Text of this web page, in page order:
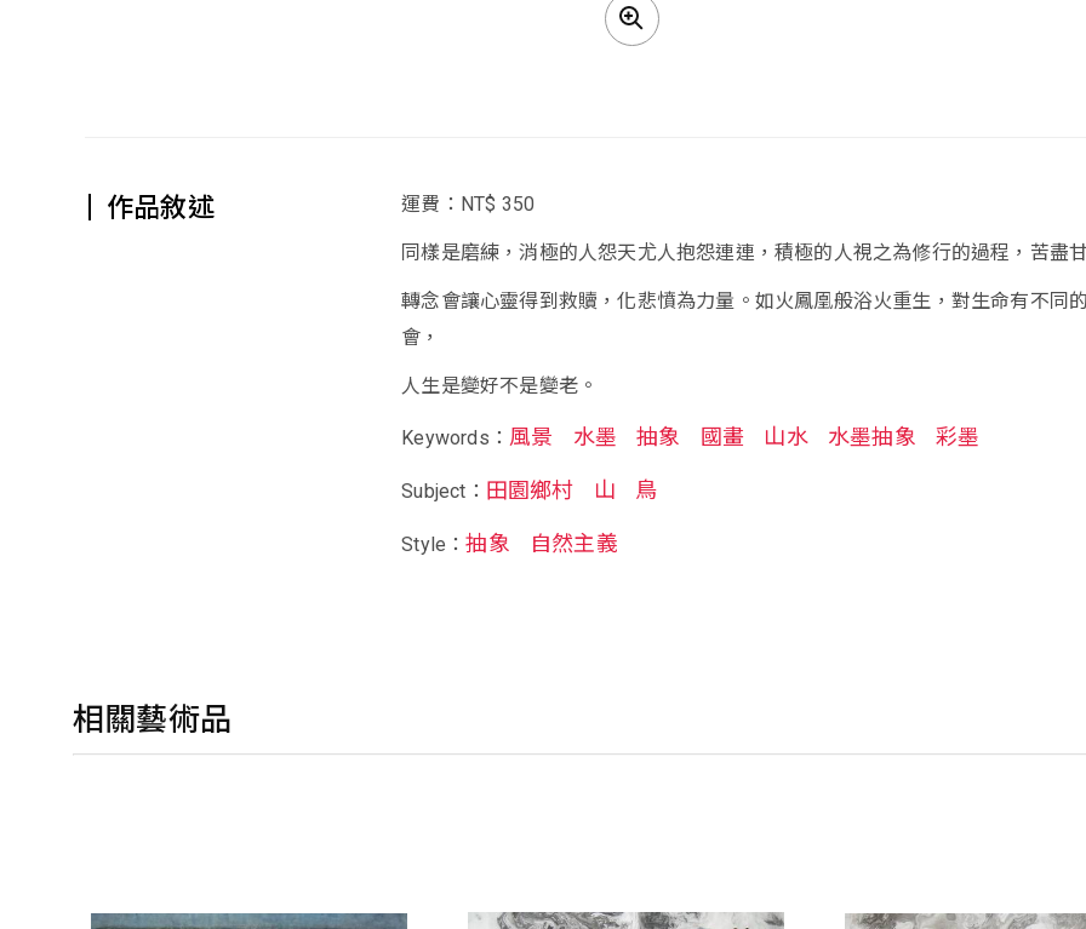
作品敘述 運費：NT$ 350
同樣是磨練，消極的人怨天尤人抱怨連連，積極的人視之為修行的過程，苦盡
轉念會讓心靈得到救贖，化悲憤為力量。如火鳳凰般浴火重生，對生命有不同
會，
人生是變好不是變老。
Keywords： 風景 水墨 抽象 國畫 山水 水墨抽象 彩墨
Subject： 田園鄉村 山 鳥
Style：抽象 自然主義
相關藝術品